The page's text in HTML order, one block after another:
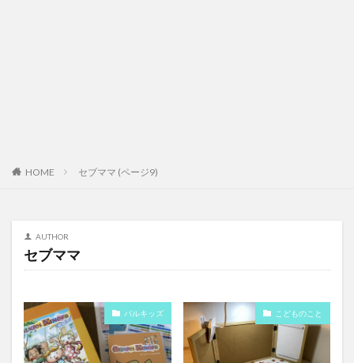
HOME セブママ (ページ9)
AUTHOR
セブママ
パルキッズ こどものこと